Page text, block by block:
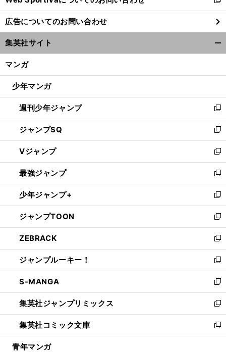
新
し
い
ウ
ィ
ン
ウ
開
く
広告についてのお問い合わせ
集英社サイト
マンガ
少年マンガ
週刊少年ジャンプ
新
し
い
ウ
ィ
ン
ド
ウ
で
開
く
ジャンプSQ
新
し
い
ウ
ィ
ン
ド
ウ
で
開
く
Vジャンプ
新
し
い
ウ
ィ
ン
ド
ウ
で
開
く
最強ジャンプ
新
し
い
ウ
ィ
ン
ド
ウ
で
開
く
少年ジャンプ+
新
し
い
ウ
ィ
ン
ド
ウ
で
開
く
ジャンプTOON
新
し
い
ウ
ィ
ン
ド
ウ
で
開
く
ZEBRACK
新
し
い
ウ
ィ
ン
ド
ウ
で
開
ジャンプルーキー！
新
し
い
ウ
ィ
ン
ド
ウ
S-MANGA
新
し
い
ウ
ィ
ン
集英社ジャンプリミックス
新
し
い
ウ
集英社コミック文庫
新
し
青年マンガ